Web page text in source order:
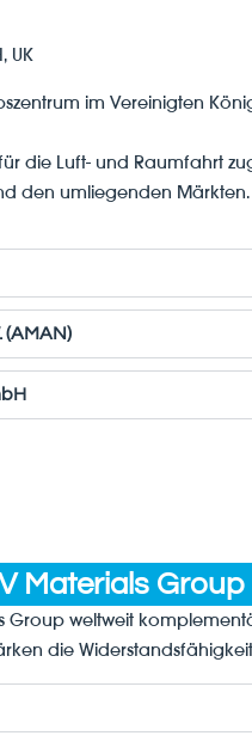
UK
im Vereinigten
die Luft- und Raumfahrt
den umliegenden Märkten.
(AMAN)
Materials Group
Group weltweit
die